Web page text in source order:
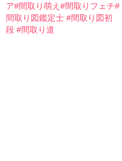
ア#間取り萌え#間取りフェチ#
間取り図鑑定士 #間取り図初
段 #間取り道